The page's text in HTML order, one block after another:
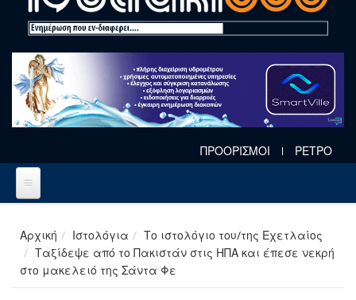
ΠΡΟΟΡΙΣΜΟΙ ΡΕΤΡΟ
Αρχική Ιστολόγια
Το ιστολόγιο του/της Εχετλαίος
Ταξίδεψε από το Πακιστάν στις ΗΠΑ και έπεσε νεκρή
στο μακελειό της Σάντα Φε